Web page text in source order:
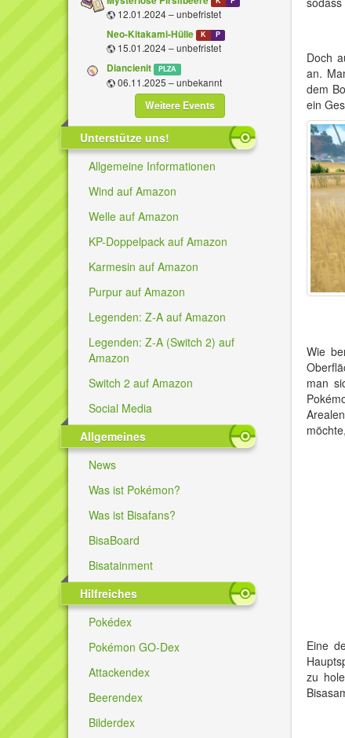
12.01.2024 – unbefristet
Neo-Kitakami-Hülle
K P
15.01.2024 – unbefristet
Diancienit
PLZA
06.11.2025 – unbekannt
Weitere Events
Unterstütze uns!
Allgemeine Informationen
Wind auf Amazon
Welle auf Amazon
KP-Doppelpack auf Amazon
Karmesin auf Amazon
Purpur auf Amazon
Legenden: Z-A auf Amazon
Legenden: Z-A (Switch 2) auf
Amazon
Switch 2 auf Amazon
Social Media
Allgemeines
News
Was ist Pokémon?
Was ist Bisafans?
BisaBoard
Bisatainment
Hilfreiches
Pokédex
Pokémon GO-Dex
Attackendex
Beerendex
Bilderdex
Doch
an.
dem
ein
Wie
man
Eine
zu